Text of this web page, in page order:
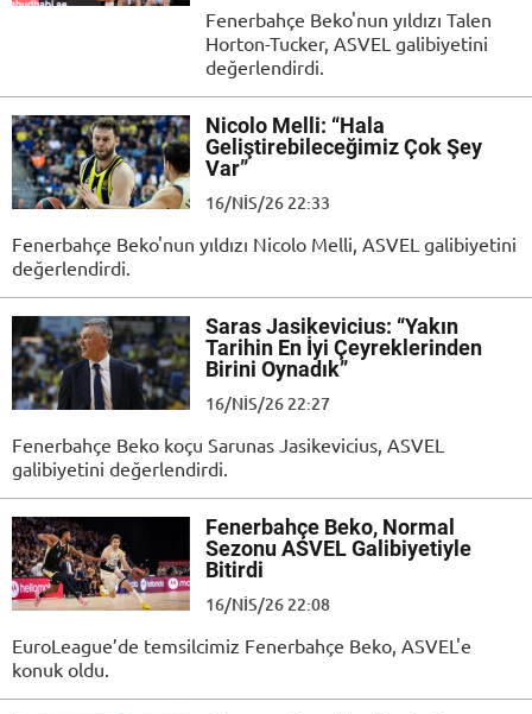
Fenerbahçe Beko'nun yıldızı Talen
Horton-Tucker, ASVEL galibiyetini
değerlendirdi.
Nicolo Melli: “Hala
Geliştirebileceğimiz Çok Şey
Var”
16/NIS/26 22:33
Fenerbahçe Beko'nun yıldızı Nicolo Melli, ASVEL galibiyetini
değerlendirdi.
Saras Jasikevicius: “Yakın
Tarihin En İyi Çeyreklerinden
Birini Oynadık”
16/NIS/26 22:27
Fenerbahçe Beko koçu Sarunas Jasikevicius, ASVEL
galibiyetini değerlendirdi.
Fenerbahçe Beko, Normal
Sezonu ASVEL Galibiyetiyle
Bitirdi
16/NIS/26 22:08
EuroLeague’de temsilcimiz Fenerbahçe Beko, ASVEL'e
konuk oldu.